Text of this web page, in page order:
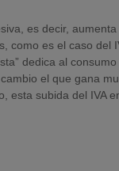
es decir,
como es el caso del
dedica al
el que gana
esta subida del IVA